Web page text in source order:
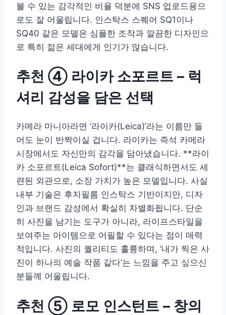
볼 수 있는 감각적인 비율 덕분에 SNS 업로드용으
로도 잘 어울립니다. 인스탁스 스퀘어 SQ1이나
SQ40 같은 모델은 심플한 조작과 깔끔한 디자인으
로 특히 젊은 세대에게 인기가 많습니다.
추천 ④ 라이카 소포르트 – 럭
셔리 감성을 담은 선택
카메라 마니아라면 ‘라이카(Leica)’라는 이름만 들
어도 눈이 반짝이실 겁니다. 라이카는 즉석 카메라
시장에서도 자신만의 감각을 담아냈습니다. **라이
카 소포르트(Leica Sofort)**는 클래식하면서도 세
련된 외관으로, 소장 가치가 높은 모델입니다. 사실
내부 기술은 후지필름 인스탁스 기반이지만, 디자
인과 브랜드 감성에서 확실히 차별화됩니다. 단순
히 사진을 남기는 도구가 아니라, 라이프스타일을
보여주는 아이템으로 어필할 수 있다는 점이 매력
적입니다. 사진의 퀄리티도 훌륭하며, ‘내가 찍은 사
진이 하나의 예술 작품 같다’는 느낌을 주고 싶으신
분들께 어울립니다.
추천 ⑤ 로모 인스턴트 – 창의